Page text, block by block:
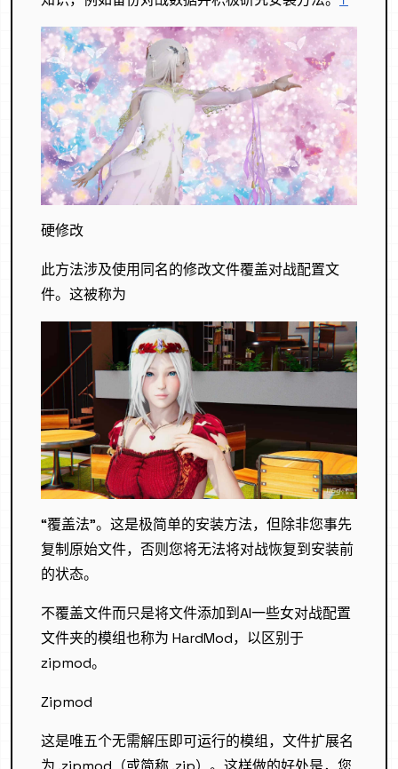
硬修改
此方法涉及使用同名的修改文件覆盖对战配置文
件。这被称为
“覆盖法”。这是极简单的安装方法，但除非您事先
复制原始文件，否则您将无法将对战恢复到安装前
的状态。
不覆盖文件而只是将文件添加到AI一些女对战配置
文件夹的模组也称为 HardMod，以区别于
zipmod。
Zipmod
这是唯五个无需解压即可运行的模组，文件扩展名